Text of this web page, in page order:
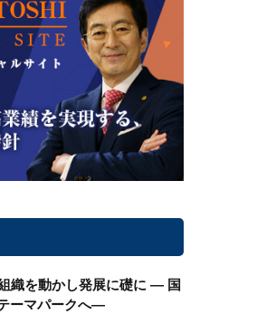
組織を動かし発展に礎に ― 国
ーマパークへ―